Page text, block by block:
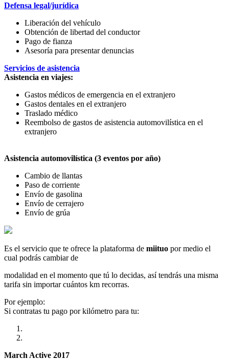
Defensa legal/jurídica
Liberación del vehículo
Obtención de libertad del conductor
Pago de fianza
Asesoría para presentar denuncias
Servicios de asistencia
Asistencia en viajes:
Gastos médicos de emergencia en el extranjero
Gastos dentales en el extranjero
Traslado médico
Reembolso de gastos de asistencia automovilística en el
extranjero
Asistencia automovilística (3 eventos por año)
Cambio de llantas
Paso de corriente
Envío de gasolina
Envío de cerrajero
Envío de grúa
Es el servicio que te ofrece la plataforma de miituo por medio el
cual podrás cambiar de
modalidad en el momento que tú lo decidas, así tendrás una misma
tarifa sin importar cuántos km recorras.
Por ejemplo:
Si contratas tu pago por kilómetro para tu:
March Active 2017